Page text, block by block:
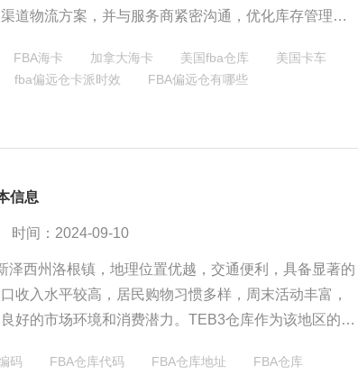
道物流方案，并与服务商紧密沟通，优化库存管理，
FBA海卡 加拿大海卡 美国fba仓库
美国卡车
fba偏远仓卡派时效
FBA偏远仓有哪些
信息
时间：2024-09-10
泽西州洛根镇，地理位置优越，交通便利，具备显著的
收入水平较高，居民购物习惯多样，周末活动丰富，
好的市场环境和消费潜力。TEB3仓库作为该地区的重
码 FBA仓库代码 FBA仓库地址 FBA仓库